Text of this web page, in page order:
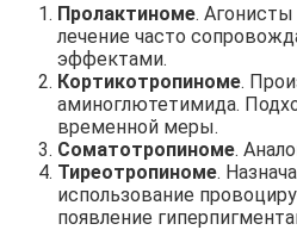
Пролактиноме.
лечение часто
эффектами.
Кортикотропиноме.
аминоглютетимида.
временной меры.
Соматотропиноме.
Тиреотропиноме.
использование
появление